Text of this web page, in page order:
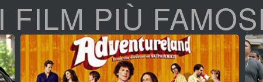
I FILM PIÙ FAMOSI